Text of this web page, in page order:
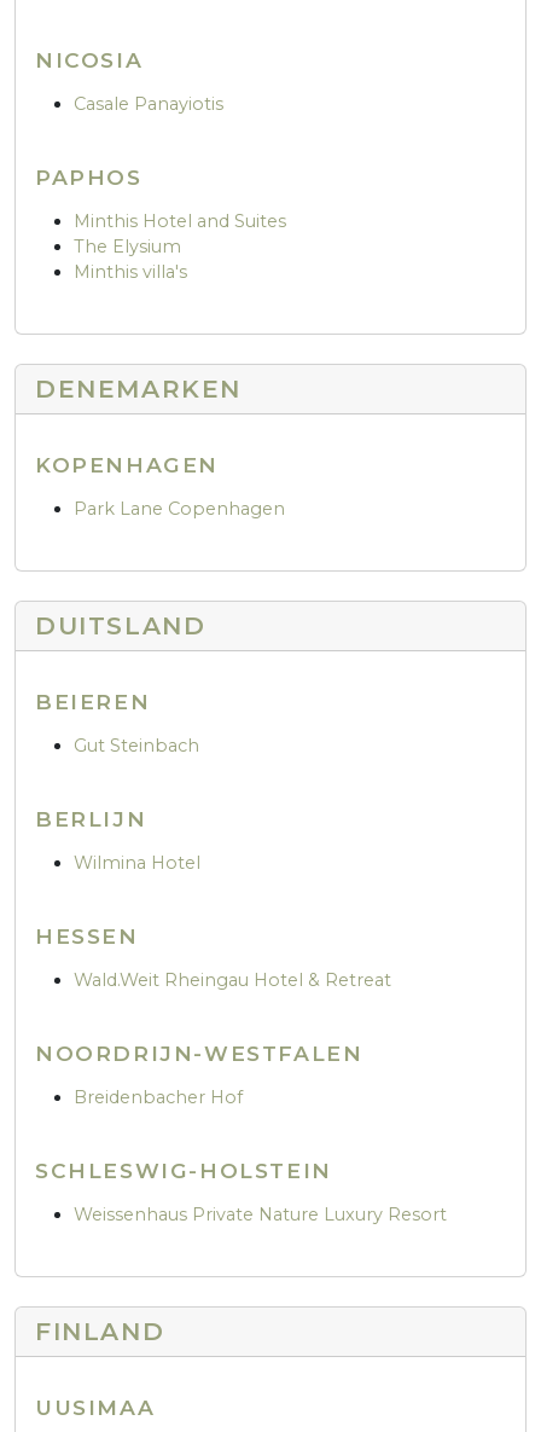
NICOSIA
Casale Panayiotis
PAPHOS
Minthis Hotel and Suites
The Elysium
Minthis villa's
DENEMARKEN
KOPENHAGEN
Park Lane Copenhagen
DUITSLAND
BEIEREN
Gut Steinbach
BERLIJN
Wilmina Hotel
HESSEN
Wald.Weit Rheingau Hotel & Retreat
NOORDRIJN-WESTFALEN
Breidenbacher Hof
SCHLESWIG-HOLSTEIN
Weissenhaus Private Nature Luxury Resort
FINLAND
UUSIMAA